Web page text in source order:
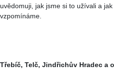
uvědomuji, jak jsme si to užívali a
vzpomínáme.
Třebíč, Telč, Jindřichův Hradec a